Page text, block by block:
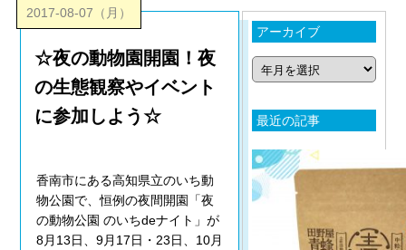
2017-08-07（月）
☆夜の動物園開園！夜
の生態観察やイベント
に参加しよう☆
香南市にある高知県立のいち動
物公園で、恒例の夜間開園「夜
の動物公園 のいちdeナイト」が
8月13日、9月17日・23日、10月
アーカイブ
最近の記事